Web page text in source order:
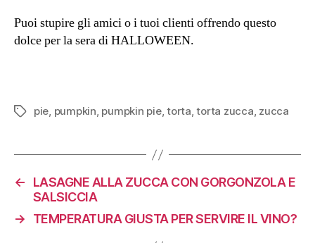
Puoi stupire gli amici o i tuoi clienti offrendo questo
dolce per la sera di HALLOWEEN.
Tag pie, pumpkin, pumpkin pie,torta,torta zucca, zucca
←
LASAGNE ALLA ZUCCA CON GORGONZOLA E
SALSICCIA
→
TEMPERATURA GIUSTA PER SERVIRE IL VINO?